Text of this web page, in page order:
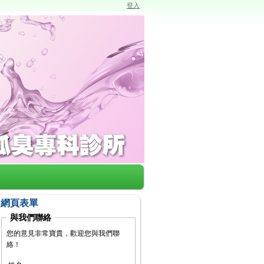
登入
網頁表單
與我們聯絡
您的意見非常寶貴，歡迎您與我們聯
絡！